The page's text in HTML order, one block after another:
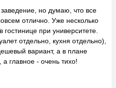
но думаю, что все
отлично. Уже несколько
при университете.
отдельно, кухня отдельно),
вариант, а в плане
а главное - очень тихо!